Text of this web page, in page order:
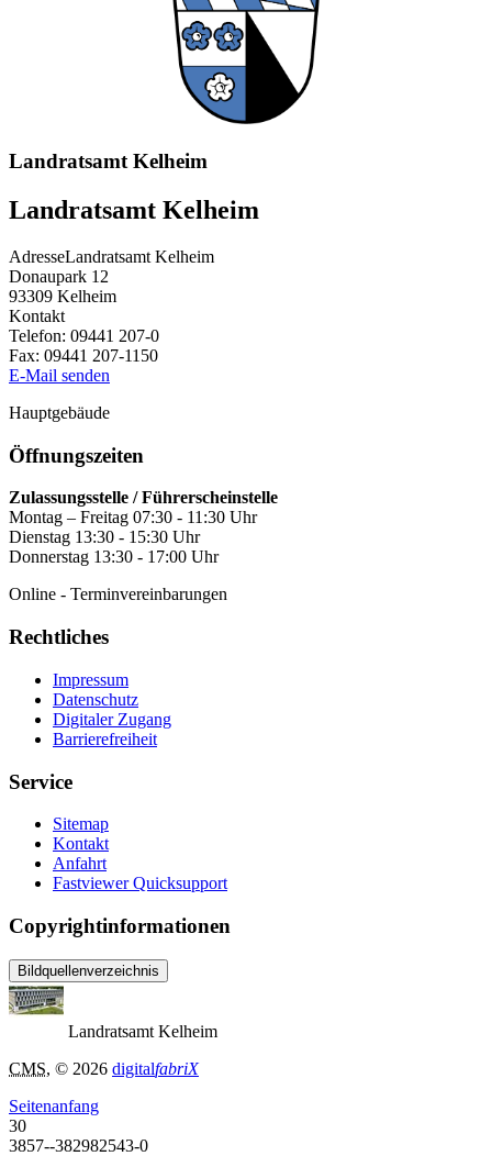
Landratsamt Kelheim
Landratsamt Kelheim
AdresseLandratsamt Kelheim
Donaupark 12
93309 Kelheim
Kontakt
Telefon: 09441 207-0
Fax: 09441 207-1150
E-Mail senden
Hauptgebäude
Öffnungszeiten
Zulassungsstelle / Führerscheinstelle
Montag – Freitag 07:30 - 11:30 Uhr
Dienstag 13:30 - 15:30 Uhr
Donnerstag 13:30 - 17:00 Uhr
Online - Terminvereinbarungen
Rechtliches
Impressum
Datenschutz
Digitaler Zugang
Barrierefreiheit
Service
Sitemap
Kontakt
Anfahrt
Fastviewer Quicksupport
Copyrightinformationen
Bildquellenverzeichnis
Landratsamt Kelheim
CMS, © 2026 digitalfabriX
Seitenanfang
30
3857--382982543-0